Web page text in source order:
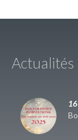
Actualités